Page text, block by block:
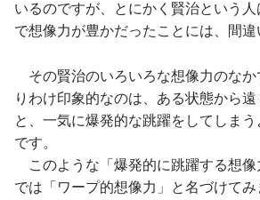
いるのですが、とにかく賢治という
で想像力が豊かだったことには、間違
その賢治のいろいろな想像力のなか
りわけ印象的なのは、ある状態から
と、一気に爆発的な跳躍をしてしま
です。
このような「爆発的に跳躍する想像
では「ワープ的想像力」と名づけて